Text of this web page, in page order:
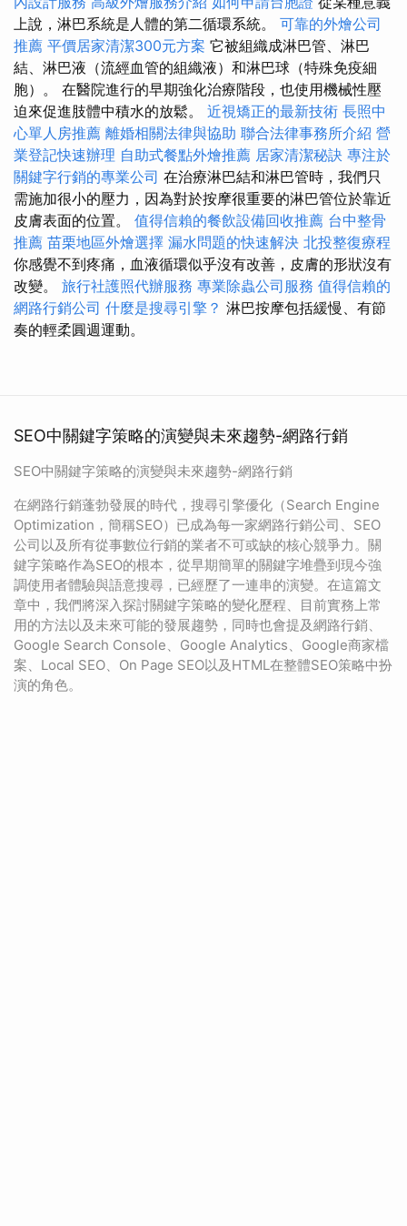
上說，淋巴系統是人體的第二循環系統。 可靠的外燴公司
推薦 平價居家清潔300元方案 它被組織成淋巴管、淋巴
結、淋巴液（流經血管的組織液）和淋巴球（特殊免疫細
胞）。 在醫院進行的早期強化治療階段，也使用機械性壓
迫來促進肢體中積水的放鬆。 近視矯正的最新技術 長照中
心單人房推薦 離婚相關法律與協助 聯合法律事務所介紹 營
業登記快速辦理 自助式餐點外燴推薦 居家清潔秘訣 專注於
關鍵字行銷的專業公司 在治療淋巴結和淋巴管時，我們只
需施加很小的壓力，因為對於按摩很重要的淋巴管位於靠近
皮膚表面的位置。 值得信賴的餐飲設備回收推薦 台中整骨
推薦 苗栗地區外燴選擇 漏水問題的快速解決 北投整復療程
你感覺不到疼痛，血液循環似乎沒有改善，皮膚的形狀沒有
改變。 旅行社護照代辦服務 專業除蟲公司服務 值得信賴的
網路行銷公司 什麼是搜尋引擎？ 淋巴按摩包括緩慢、有節
奏的輕柔圓週運動。
SEO中關鍵字策略的演變與未來趨勢-網路行銷
SEO中關鍵字策略的演變與未來趨勢-網路行銷
在網路行銷蓬勃發展的時代，搜尋引擎優化（Search Engine
Optimization，簡稱SEO）已成為每一家網路行銷公司、SEO
公司以及所有從事數位行銷的業者不可或缺的核心競爭力。關
鍵字策略作為SEO的根本，從早期簡單的關鍵字堆疊到現今強
調使用者體驗與語意搜尋，已經歷了一連串的演變。在這篇文
章中，我們將深入探討關鍵字策略的變化歷程、目前實務上常
用的方法以及未來可能的發展趨勢，同時也會提及網路行銷、
Google Search Console、Google Analytics、Google商家檔
案、Local SEO、On Page SEO以及HTML在整體SEO策略中扮
演的角色。